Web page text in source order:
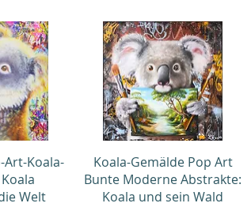
Art-Koala-
Welt
Schnellansicht
Koala-Gemälde Pop Art
Bunte Moderne Abstrakte:
Koala und sein Wald